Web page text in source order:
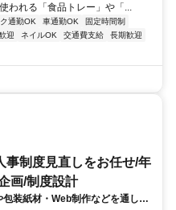
われる「食品トレー」や「...
通勤OK 車通勤OK
固定時間制
迎 ネイルOK 交通費支給
長期歓迎
事制度見直しをお任せ/年
画/制度設計
装紙材・Web制作などを通して